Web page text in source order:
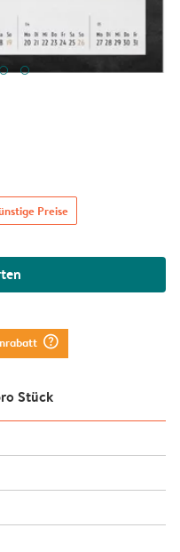
Preise
question_mark_circle
Stück